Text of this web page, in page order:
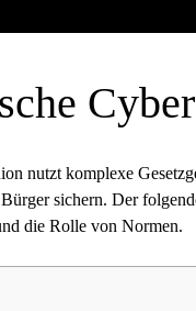
nutzt komplexe
sichern. Der
die Rolle von Normen.